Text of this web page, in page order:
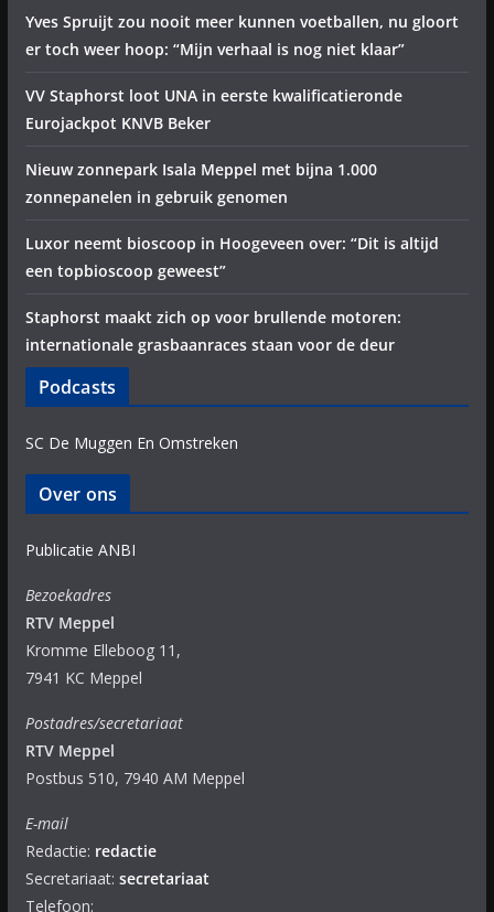
Yves Spruijt zou nooit meer kunnen voetballen, nu gloort
er toch weer hoop: “Mijn verhaal is nog niet klaar”
VV Staphorst loot UNA in eerste kwalificatieronde
Eurojackpot KNVB Beker
Nieuw zonnepark Isala Meppel met bijna 1.000
zonnepanelen in gebruik genomen
Luxor neemt bioscoop in Hoogeveen over: “Dit is altijd
een topbioscoop geweest”
Staphorst maakt zich op voor brullende motoren:
internationale grasbaanraces staan voor de deur
Podcasts
SC De Muggen En Omstreken
Over ons
Publicatie ANBI
Bezoekadres
RTV Meppel
Kromme Elleboog 11,
7941 KC Meppel
Postadres/secretariaat
RTV Meppel
Postbus 510, 7940 AM Meppel
E-mail
Redactie: redactie
Secretariaat: secretariaat
Telefoon: